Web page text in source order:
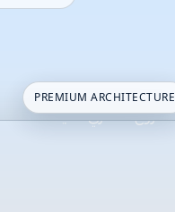
PREMIUM ARCHITECTURE